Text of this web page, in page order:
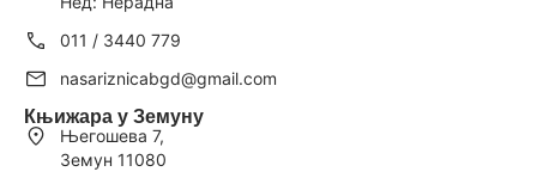
011 / 3440 779
nasariznicabgd@gmail.com
Књижара у Земуну
Његошева 7,
Земун 11080